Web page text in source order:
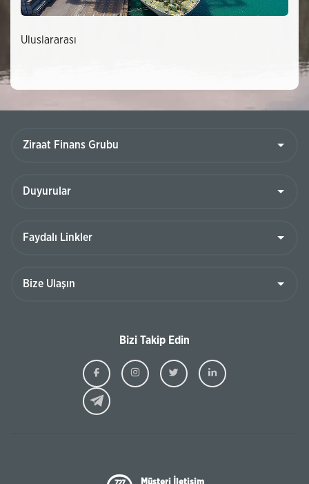
Uluslararası
Bizi Takip Edin
Ziraat
Kazakhstan
Facebook
Ziraat
Kazakhstan
Ziraat
Kazakhstan
Ziraat
Müşteri İletişim